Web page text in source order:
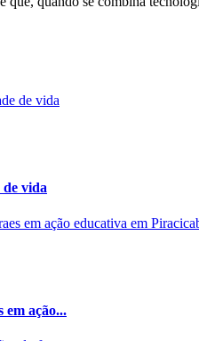
de vida
em ação...